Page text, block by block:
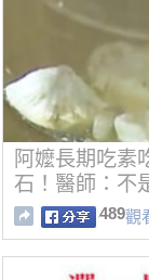
阿嬤長期吃素
石！醫師：不
489觀